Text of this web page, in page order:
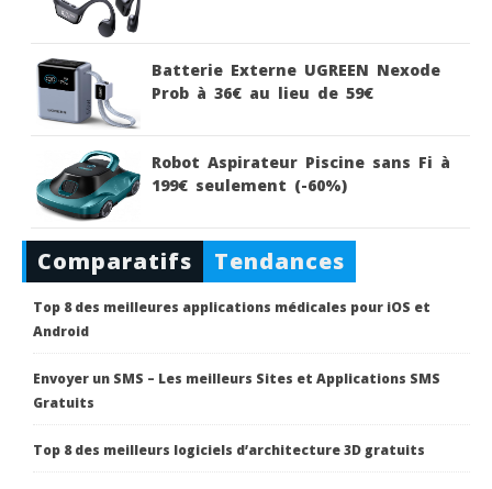
Batterie Externe UGREEN Nexode
Prob à 36€ au lieu de 59€
Robot Aspirateur Piscine sans Fi à
199€ seulement (-60%)
Comparatifs Tendances
Top 8 des meilleures applications médicales pour iOS et
Android
Envoyer un SMS – Les meilleurs Sites et Applications SMS
Gratuits
Top 8 des meilleurs logiciels d’architecture 3D gratuits